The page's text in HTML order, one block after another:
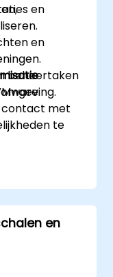
en
en
beheertaken
contact met
te
en